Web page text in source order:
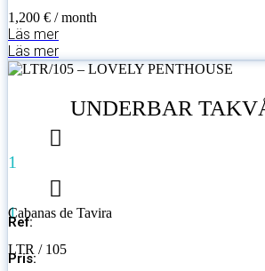
1,200 € / month
Läs mer
Läs mer
UNDERBAR
1
1
Cabanas de Tavira
Ref:
LTR / 105
Pris: